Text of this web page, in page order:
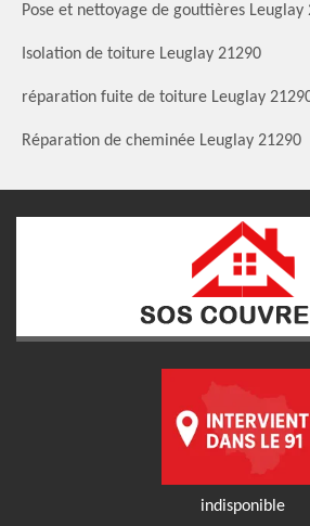
Pose et nettoyage de gouttières Leuglay
Isolation de toiture Leuglay 21290
réparation fuite de toiture Leuglay
Réparation de cheminée Leuglay 21290
indisponible